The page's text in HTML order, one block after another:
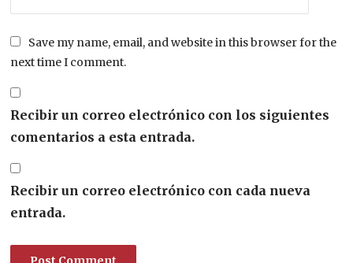
Save my name, email, and website in this browser for the
next time I comment.
Recibir un correo electrónico con los siguientes
comentarios a esta entrada.
Recibir un correo electrónico con cada nueva
entrada.